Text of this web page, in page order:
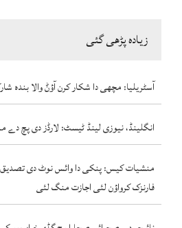
زیادہ پڑھی گئی
آسٹریلیا: مچھی دا شکار کرن آؤݨ والا بندہ
انگلینڈ، نیوزی لینڈ ٹیسٹ: لارڈز دی پچ دے
منشیات کیس: پنکی دا وائس نوٹ دی تصدیق
فارنزک کرواؤن لئی اجازت منگ لئی